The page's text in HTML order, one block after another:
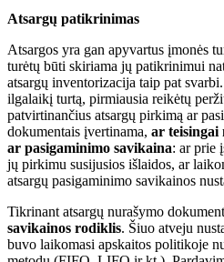
Atsargų patikrinimas
Atsargos yra gan apyvartus įmonės
turėtų būti skiriama jų patikrinimui
atsargų inventorizacija taip pat
ilgalaikį turtą, pirmiausia reikėtų
patvirtinančius atsargų pirkimą ar
dokumentais įvertinama, ar teisingai
ar pasigaminimo savikaina: ar prie
jų pirkimu susijusios išlaidos, ar
atsargų pasigaminimo savikainos
Tikrinant atsargų nurašymo
savikainos rodiklis. Šiuo atveju
buvo laikomasi apskaitos politikoje